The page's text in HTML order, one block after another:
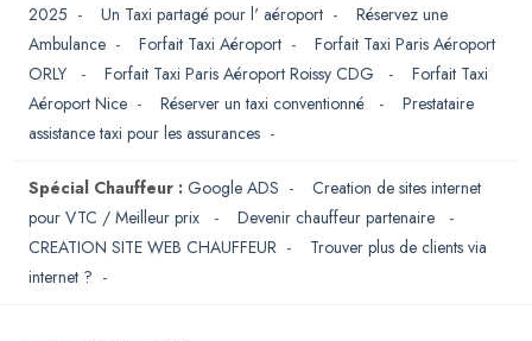
2025 - Un Taxi partagé pour l' aéroport - Réservez une
Ambulance - Forfait Taxi Aéroport - Forfait Taxi Paris Aéroport
ORLY
- Forfait Taxi Paris Aéroport Roissy CDG - Forfait Taxi
Aéroport Nice - Réserver un taxi conventionné - Prestataire
assistance taxi pour les assurances -
Spécial Chauffeur : Google ADS - Creation de sites internet
pour VTC / Meilleur prix
- Devenir chauffeur partenaire
-
CREATION SITE WEB CHAUFFEUR - Trouver plus de clients via
internet ? -